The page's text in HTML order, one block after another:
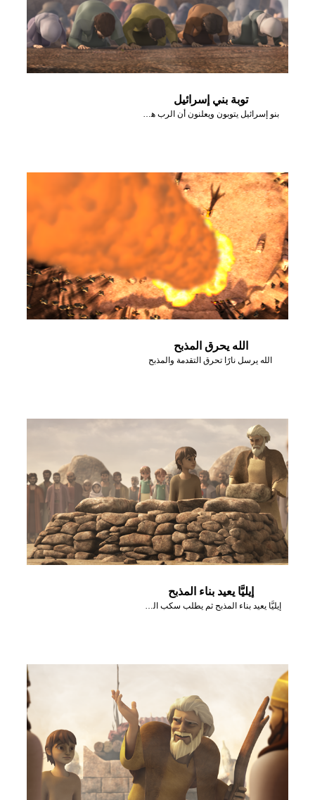
توبة بني إسرائيل
بنو إسرائيل يتوبون ويعلنون أن الرب هو الله بعد أن أرسل نارًا أحرقت المذبح
الله يحرق المذبح
الله يرسل نارًا تحرق التقدمة والمذبح
إيليَّا يعيد بناء المذبح
إيليَّا يعيد بناء المذبح ثم يطلب سكب الماء عليه